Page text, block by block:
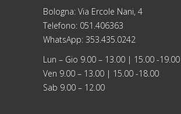
Bologna: Via Ercole Nani, 4
Telefono: 051.406363
WhatsApp: 353.435.0242
Lun – Gio 9.00 – 13.00 | 15.00 -19.00
Ven 9.00 – 13.00 | 15.00 -18.00
Sab 9.00 – 12.00